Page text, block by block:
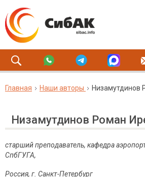
Главная Наши авторы Низамутдинов
Низамутдинов Роман
старший преподаватель, кафедра
СпбГУГА,
Россия, г. Санкт-Петербург